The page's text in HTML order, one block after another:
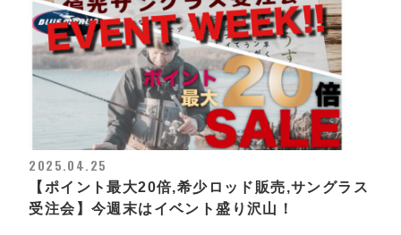
2025.04.25
【ポイント最大20倍,希少ロッド販売,サングラス
受注会】今週末はイベント盛り沢山！